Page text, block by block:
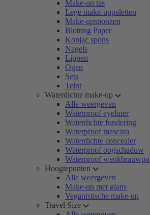
Make-up tas
Lege make-uppaletten
Make-upsponzen
Blotting Paper
Konjac spons
Nagels
Lippen
Ogen
Sets
Teint
Waterdichte make-up
Alle weergeven
Waterproof eyeliner
Waterdichte fundering
Waterproof mascara
Waterdichte concealer
Waterproof oogschaduw
Waterproof
Hoogtepunten
Alle weergeven
Make-up met glans
Veganistische make-up
Travel Size